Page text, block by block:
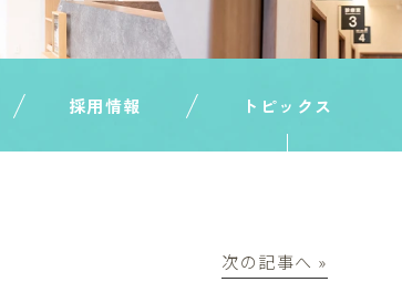
採用情報 トピックス
次の記事へ »